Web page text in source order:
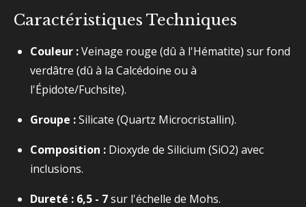
Caractéristiques Techniques
Couleur :Veinage rouge (dû à l'Hématite) sur fond
verdâtre (dû à la Calcédoine ou à
l'Épidote/Fuchsite).
Groupe :Silicate (Quartz Microcristallin).
Composition : Dioxyde de Silicium (SiO2​) avec
inclusions.
Dureté : 6,5 - 7sur l'échelle de Mohs.